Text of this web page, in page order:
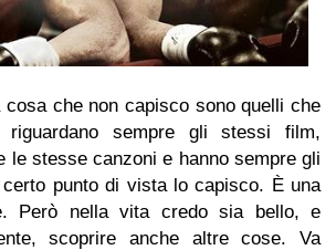
che non capisco sono quelli che
sempre gli stessi film,
le stesse canzoni e hanno sempre gli
punto di vista lo capisco. È una
Però nella vita credo sia bello, e
scoprire anche altre cose. Va